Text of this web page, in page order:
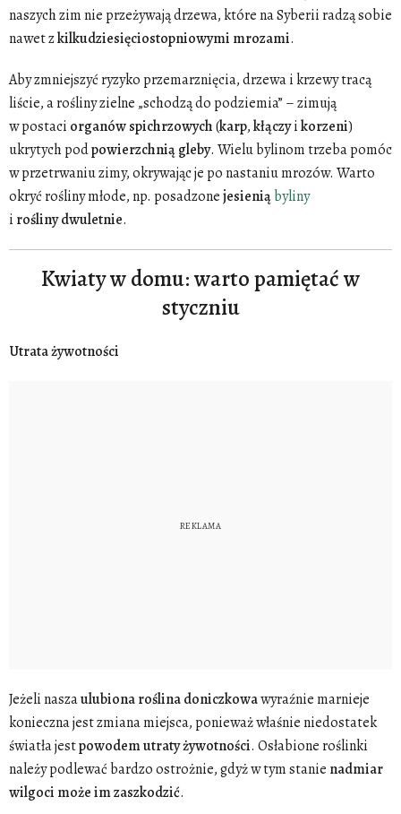
naszych zim nie przeżywają drzewa, które na Syberii radzą sobie
nawet zkilkudziesięciostopniowymi mrozami.
Aby zmniejszyć ryzyko przemarznięcia, drzewa i krzewy tracą
liście, a rośliny zielne „schodzą do podziemia” – zimują
w postaci organówspichrzowych(karp,kłączyikorzeni)
ukrytych podpowierzchnią gleby. Wielu bylinom trzeba pomóc
w przetrwaniu zimy, okrywając je po nastaniu mrozów. Warto
okryć rośliny młode, np. posadzonejesieniąbyliny
i roślinydwuletnie.
Kwiaty w domu: warto pamiętać w
styczniu
Utrata żywotności
Jeżeli naszaulubionaroślinadoniczkowawyraźnie marnieje
konieczna jest zmiana miejsca, ponieważ właśnie niedostatek
światła jestpowodem utratyżywotności. Osłabione roślinki
należy podlewać bardzo ostrożnie, gdyż w tym stanie nadmiar
wilgoci może im zaszkodzić.